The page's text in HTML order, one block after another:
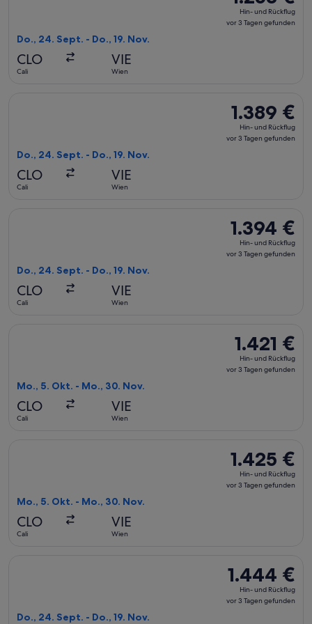
Hin-
und
Hin- und Rückflug
vor 3 Tagen gefunden
Do., 24. Sept. - Do., 19. Nov.
CLO
Cali
VIE
Wien
1.389 €
Hin-
und
1.389 €
Hin- und Rückflug
vor 3 Tagen gefunden
Do., 24. Sept. - Do., 19. Nov.
CLO
Cali
VIE
Wien
1.394 €
Hin-
und
1.394 €
Hin- und Rückflug
vor 3 Tagen gefunden
Do., 24. Sept. - Do., 19. Nov.
CLO
Cali
VIE
Wien
1.421 €
Hin-
und
1.421 €
Hin- und Rückflug
vor 3 Tagen gefunden
Mo., 5. Okt. - Mo., 30. Nov.
CLO
Cali
VIE
Wien
1.425 €
Hin-
und
1.425 €
Hin- und Rückflug
vor 3 Tagen gefunden
Mo., 5. Okt. - Mo., 30. Nov.
CLO
Cali
VIE
Wien
1.444 €
Hin-
und
1.444 €
Hin- und Rückflug
vor 3 Tagen gefunden
Do., 24. Sept. - Do., 19. Nov.